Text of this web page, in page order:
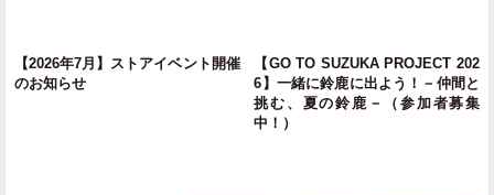
【2026年7月】ストアイベント開催
のお知らせ
【GO TO SUZUKA PROJECT 202
6】一緒に鈴鹿に出よう！－仲間と
挑む、夏の鈴鹿－（参加者募集
中！）